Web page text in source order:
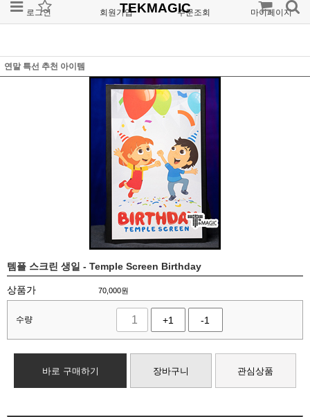
로그인 회원가입 주문조회 마이페이지
TEKMAGIC
연말 특선 추천 아이템
템플 스크린 생일 - Temple Screen Birthday
상품가 70,000원
수량 +1 -1
바로 구매하기 장바구니 관심상품